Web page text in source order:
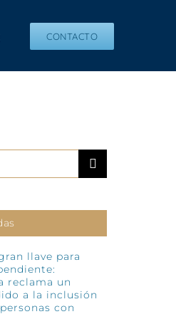
CONTACTO
llave para
reclama un
a la inclusión
con